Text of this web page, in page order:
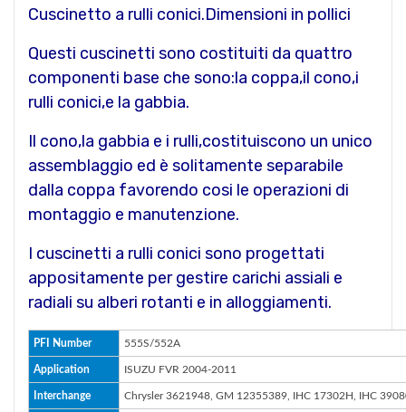
Cuscinetto a rulli conici.Dimensioni in pollici
Questi cuscinetti sono costituiti da quattro
componenti base che sono:la coppa,il cono,i
rulli conici,e la gabbia.
Il cono,la gabbia e i rulli,costituiscono un unico
assemblaggio ed è solitamente separabile
dalla coppa favorendo cosi le operazioni di
montaggio e manutenzione.
I cuscinetti a rulli conici sono progettati
appositamente per gestire carichi assiali e
radiali su alberi rotanti e in alloggiamenti.
PFI Number 555S/552A
Application ISUZU FVR 2004-2011
Interchange Chrysler 3621948, GM 12355389, IHC 17302H, IHC